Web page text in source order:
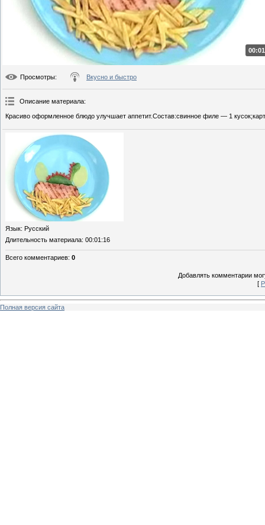
Просмотры: Вкусно и быстро
Описание материала:
Красиво оформленное блюдо улучшает аппетит.Состав:свинное филе — 1
Язык: Русский
Длительность материала: 00:01:16
Всего комментариев: 0
Добавлять комментарии
[
Полная версия сайта